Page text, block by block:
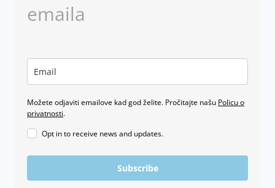
emaila
Možete odjaviti emailove kad god želite. Pročitajte našu Policu o
privatnosti.
Opt in to receive news and updates.
Subscribe